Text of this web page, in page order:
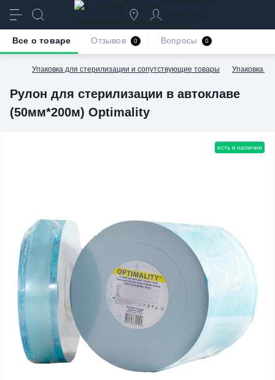
безупречное
обслуживание
Упаковка для стерилизации и сопутствующие товары Упаковка
Рулон для стерилизации в автоклаве
(50мм*200м) Optimality
Все о товаре Отзывов 0 Вопросы 0
есть в наличии